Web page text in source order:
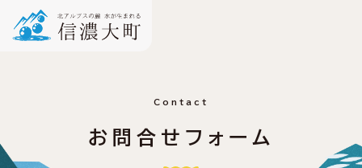
Contact
お問合せフォーム